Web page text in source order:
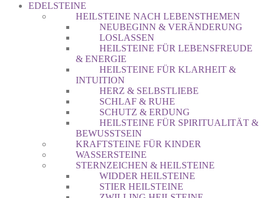
EDELSTEINE
HEILSTEINE NACH LEBENSTHEMEN
NEUBEGINN & VERÄNDERUNG
LOSLASSEN
HEILSTEINE FÜR LEBENSFREUDE
& ENERGIE
HEILSTEINE FÜR KLARHEIT &
INTUITION
HERZ & SELBSTLIEBE
SCHLAF & RUHE
SCHUTZ & ERDUNG
HEILSTEINE FÜR SPIRITUALITÄT &
BEWUSSTSEIN
KRAFTSTEINE FÜR KINDER
WASSERSTEINE
STERNZEICHEN & HEILSTEINE
WIDDER HEILSTEINE
STIER HEILSTEINE